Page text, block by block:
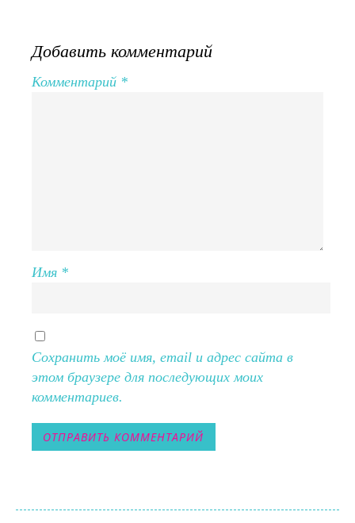
Добавить комментарий
Комментарий *
Имя *
Сохранить моё имя, email и адрес сайта в
этом браузере для последующих моих
комментариев.